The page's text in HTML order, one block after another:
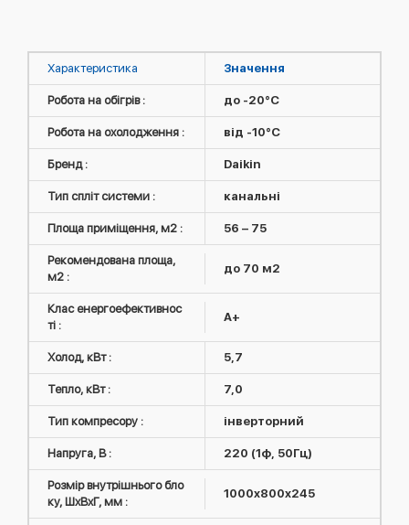
Характеристика Значення
Робота на обігрів : до -20°C
Робота на охолодження : від -10°C
Бренд : Daikin
Тип спліт системи : канальні
Площа приміщення, м2 : 56 – 75
Рекомендована площа,
м2 :
до 70 м2
Клас енергоефективнос
ті :
A+
Холод, кВт : 5,7
Тепло, кВт : 7,0
Тип компресору : інверторний
Напруга, В : 220 (1ф, 50Гц)
Розмір внутрішнього бло
ку, ШxВxГ, мм :
1000x800x245